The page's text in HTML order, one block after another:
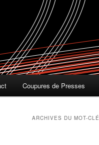
Coupures de Presses
ARCHIVES DU MOT-CLÉ